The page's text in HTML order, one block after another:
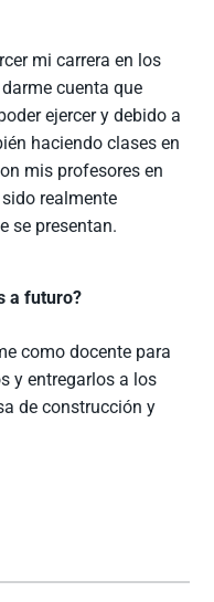
mi carrera en los
cuenta que
ejercer y debido a
haciendo clases en
mis profesores en
realmente
se presentan.
a futuro?
como docente para
y entregarlos a los
de construcción y